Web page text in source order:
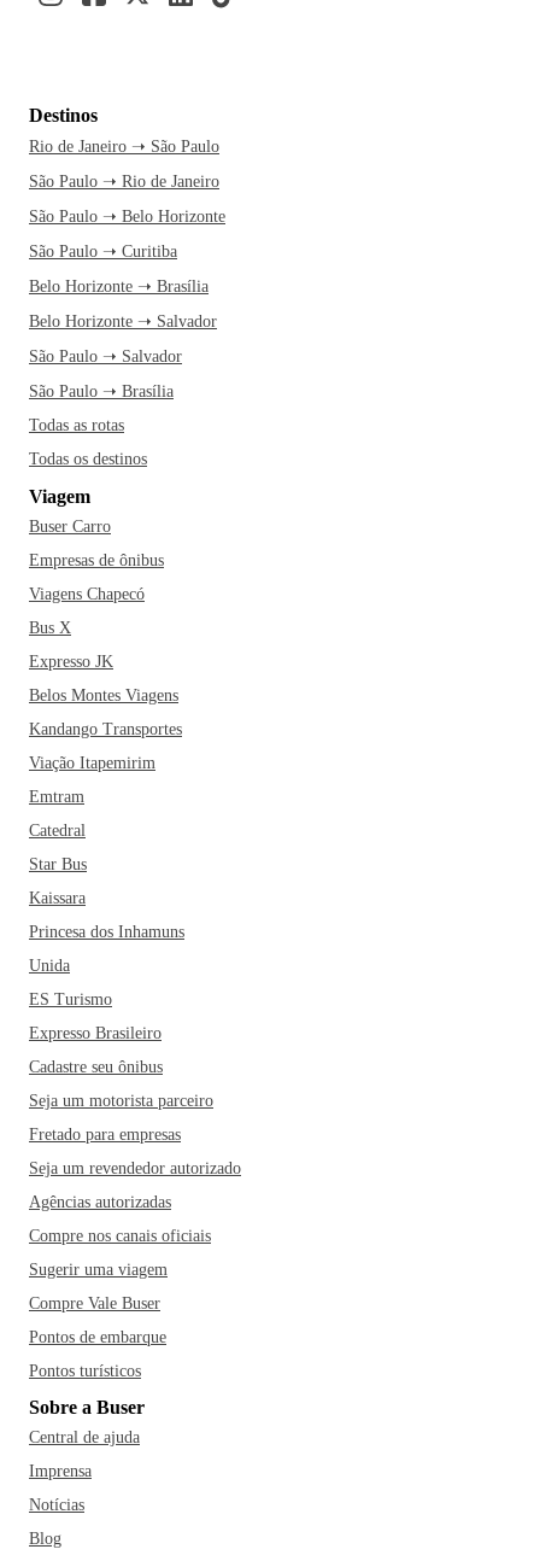
Destinos
Rio de Janeiro ➝ São Paulo
São Paulo ➝ Rio de Janeiro
São Paulo ➝ Belo Horizonte
São Paulo ➝ Curitiba
Belo Horizonte ➝ Brasília
Belo Horizonte ➝ Salvador
São Paulo ➝ Salvador
São Paulo ➝ Brasília
Todas as rotas
Todas os destinos
Viagem
Buser Carro
Empresas de ônibus
Viagens Chapecó
Bus X
Expresso JK
Belos Montes Viagens
Kandango Transportes
Viação Itapemirim
Emtram
Catedral
Star Bus
Kaissara
Princesa dos Inhamuns
Unida
ES Turismo
Expresso Brasileiro
Cadastre seu ônibus
Seja um motorista parceiro
Fretado para empresas
Seja um revendedor autorizado
Agências autorizadas
Compre nos canais oficiais
Sugerir uma viagem
Compre Vale Buser
Pontos de embarque
Pontos turísticos
Sobre a Buser
Central de ajuda
Imprensa
Notícias
Blog